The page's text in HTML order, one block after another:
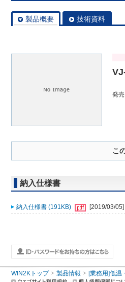
製品概要 技術資料
発
こ
納入仕様書
納入仕様書 (191KB) [2019/03/05]
WIN2Kトップ 製品情報 [業務用]低温